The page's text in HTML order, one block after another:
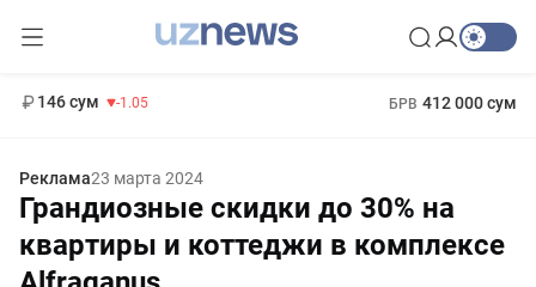
146 сум -1.05 БРВ 412 000 сум
Реклама23 марта 2024
Грандиозные скидки до 30% на
квартиры и коттеджи в комплексе